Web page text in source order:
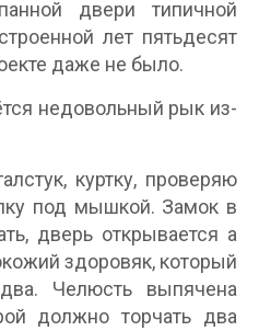
двери типичной
лет пятьдесят
даже не было.
недовольный рык из-
куртку, проверяю
под мышкой. Замок в
дверь открывается а
здоровяк, который
Челюсть выпячена
должно торчать два